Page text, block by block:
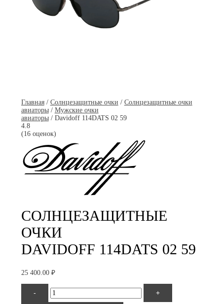
Главная/ Солнцезащитные очки / Солнцезащитные очки
авиаторы/ Мужские очки
авиаторы/ Davidoff 114DATS 02 59
4.8
(16 оценок)
СОЛНЦЕЗАЩИТНЫЕ
ОЧКИ
DAVIDOFF 114DATS 02 59
25 400.00 ₽
-
Количество
товара
+